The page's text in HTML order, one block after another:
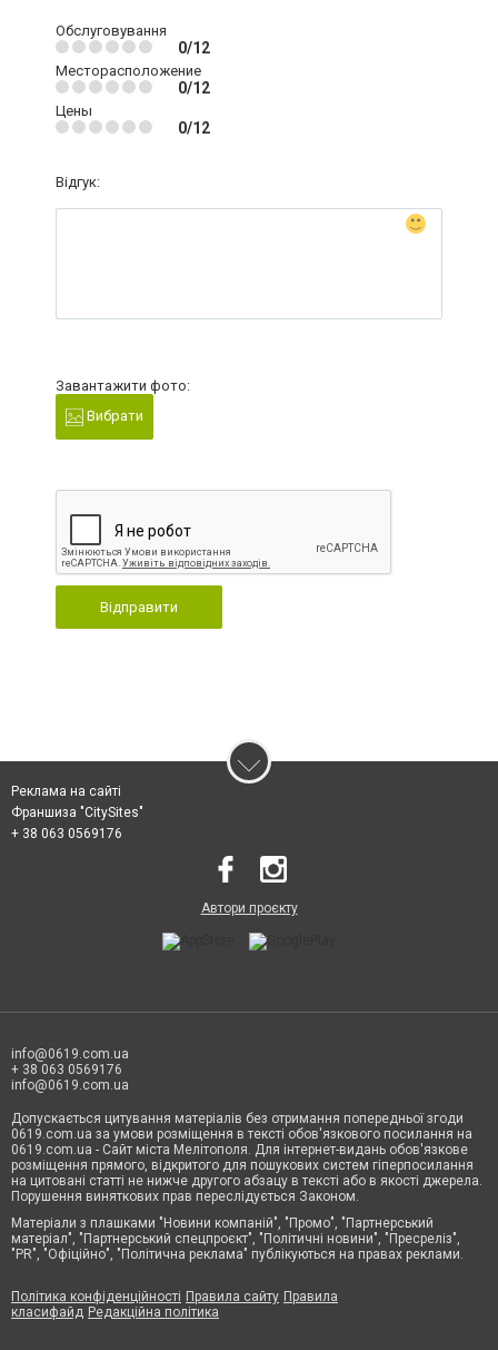
Обслуговування
0/12
Месторасположение
0/12
Цены
0/12
Відгук:
Завантажити фото:
Вибрати
Відправити
Реклама на сайті
Франшиза "CitySites"
+ 38 063 0569176
Автори проєкту
info@0619.com.ua
+ 38 063 0569176
info@0619.com.ua
Допускається цитування матеріалів без отримання попередньої згоди
0619.com.ua за умови розміщення в тексті обов'язкового посилання на
0619.com.ua - Сайт міста Мелітополя. Для інтернет-видань обов'язкове
розміщення прямого, відкритого для пошукових систем гіперпосилання
на цитовані статті не нижче другого абзацу в тексті або в якості джерела.
Порушення виняткових прав переслідується Законом.
Матеріали з плашками "Новини компаній", "Промо", "Партнерський
матеріал", "Партнерський спецпроєкт", "Політичні новини", "Пресреліз",
"PR", "Офіційно", "Політична реклама" публікуються на правах реклами.
Політика конфіденційності Правила сайту Правила
класифайд Редакційна політика